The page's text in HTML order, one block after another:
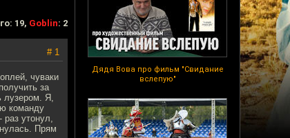
Дядя Вова про фильм "Свидание
вслепую"
19, Goblin: 2
# 1
чуваки
за
лузером. Я,
команду
утонул,
Прям